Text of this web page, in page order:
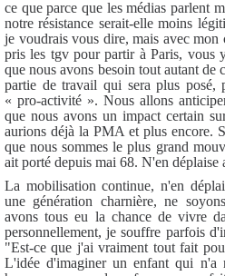
ce que parce que les médias parlent
notre résistance serait-elle moins
je voudrais vous dire, mais avec
pris les tgv pour partir à Paris, vous
que nous avons besoin tout autant de
partie de travail qui sera plus
« pro-activité ». Nous allons
que nous avons un impact certain
aurions déjà la PMA et plus encore.
que nous sommes le plus grand
ait porté depuis mai 68. N'en
La mobilisation continue, n'en
une génération charnière, ne
avons tous eu la chance de vivre
personnellement, je souffre parfois
"Est-ce que j'ai vraiment tout fait
L'idée d'imaginer un enfant qui n'a